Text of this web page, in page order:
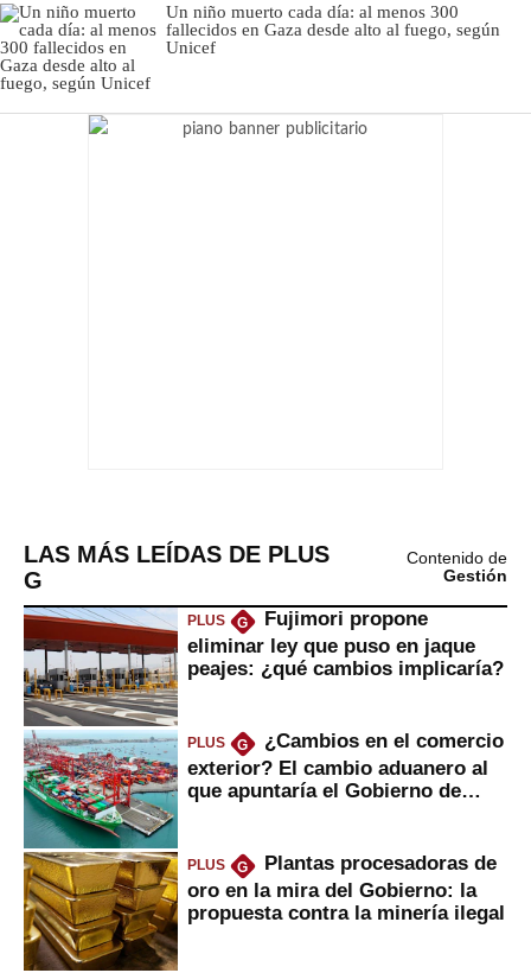
Un niño muerto cada día: al menos 300
fallecidos en Gaza desde alto al fuego, según
Unicef
LAS MÁS LEÍDAS DE PLUS
G
Contenido de
Gestión
PLUS G
Fujimori propone
eliminar ley que puso en jaque
peajes: ¿qué cambios implicaría?
PLUS G
¿Cambios en el comercio
exterior? El cambio aduanero al
que apuntaría el Gobierno de
PLUS G
Plantas procesadoras de
oro en la mira del Gobierno: la
propuesta contra la minería ilegal